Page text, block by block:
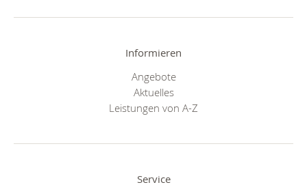
Informieren
Angebote
Aktuelles
Leistungen von A-Z
Service